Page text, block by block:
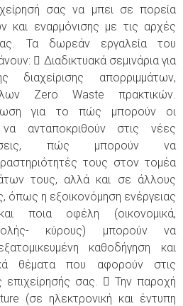
σας να μπει σε πορεία
και εναρμόνισης με τις αρχές
Τα δωρεάν εργαλεία του
 Διαδικτυακά σεμινάρια για
διαχείρισης απορριμμάτων,
Zero Waste πρακτικών.
για το πώς μπορούν οι
να ανταποκριθούν στις νέες
πώς μπορούν να
τους στον τομέα
τους, αλλά και σε άλλους
όπως η εξοικονόμηση ενέργειας
ποια οφέλη (οικονομικά,
κύρους) μπορούν να
καθοδήγηση και
θέματα που αφορούν στις
επιχείρησής σας.  Την παροχή
(σε ηλεκτρονική και έντυπη